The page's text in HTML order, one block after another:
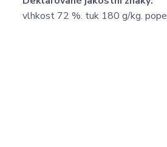
vlhkost 72 %. tuk 180 g/kg.